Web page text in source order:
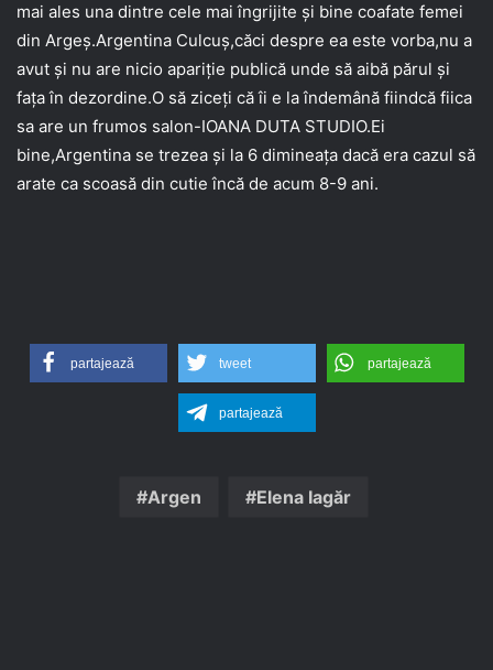
mai ales una dintre cele mai îngrijite și bine coafate femei
din Argeș.Argentina Culcuș,căci despre ea este vorba,nu a
avut și nu are nicio apariție publică unde să aibă părul și
fața în dezordine.O să ziceți că îi e la îndemână fiindcă fiica
sa are un frumos salon-IOANA DUTA STUDIO.Ei
bine,Argentina se trezea și la 6 dimineața dacă era cazul să
arate ca scoasă din cutie încă de acum 8-9 ani.
partajează tweet partajează
partajează
Argen Elena Iagăr